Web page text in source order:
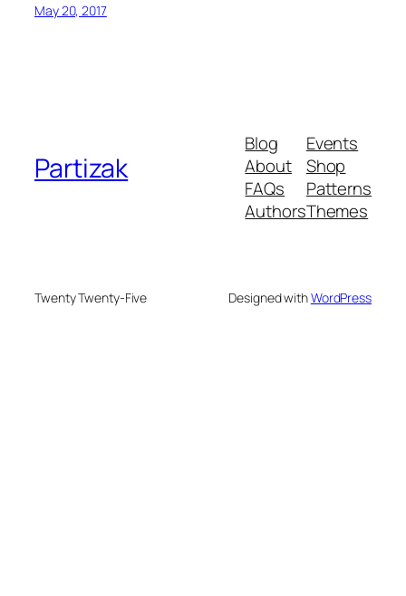
May 20, 2017
Partizak
Blog
About
FAQs
Authors
Events
Shop
Patterns
Themes
Twenty Twenty-Five Designed withWordPress